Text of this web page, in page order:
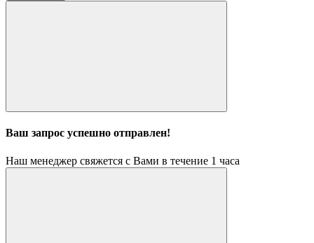
Ваш запрос успешно отправлен!
Наш менеджер свяжется с Вами в течение 1 часа